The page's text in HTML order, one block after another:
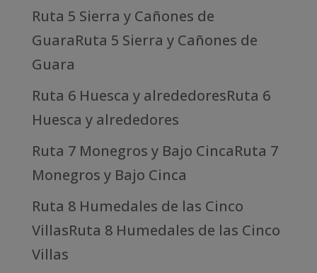
Ruta 5 Sierra y Cañones de
GuaraRuta 5 Sierra y Cañones de
Guara
Ruta 6 Huesca y alrededoresRuta 6
Huesca y alrededores
Ruta 7 Monegros y Bajo CincaRuta 7
Monegros y Bajo Cinca
Ruta 8 Humedales de las Cinco
VillasRuta 8 Humedales de las Cinco
Villas